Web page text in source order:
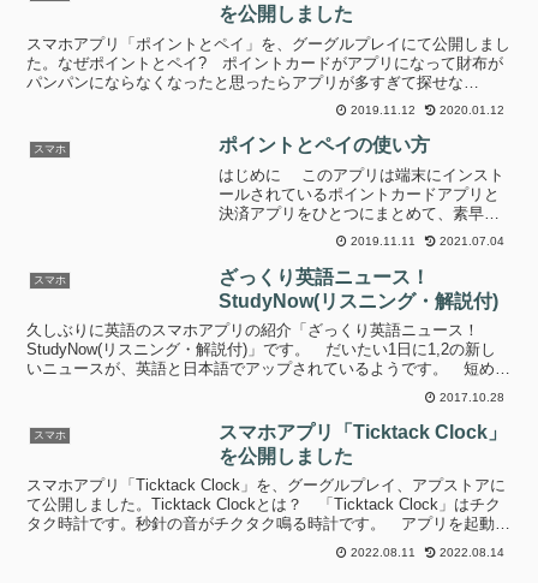
を公開しました
スマホアプリ「ポイントとペイ」を、グーグルプレイにて公開しまし
た。なぜポイントとペイ? ポイントカードがアプリになって財布が
パンパンにならなくなったと思ったらアプリが多すぎて探せな
い...。 お店とポイントカードと決済の組み合わせが覚えられ...
2019.11.12 2020.01.12
スマホ ポイントとペイの使い方
はじめに このアプリは端末にインスト
ールされているポイントカードアプリと
決済アプリをひとつにまとめて、素早く
起動するためのアプリてす。 ポイント
カードがアプリになって財布がパンパン
にならなくなったと思ったらアプリが多
すぎて探せない......
2019.11.11 2021.07.04
スマホ
ざっくり英語ニュース！
StudyNow(リスニング・解説付)
久しぶりに英語のスマホアプリの紹介「ざっくり英語ニュース！
StudyNow(リスニング・解説付)」です。 だいたい1日に1,2の新し
いニュースが、英語と日本語でアップされているようです。 短めに
2017.10.28
スマホ
スマホアプリ「Ticktack Clock」
を公開しました
スマホアプリ「Ticktack Clock」を、グーグルプレイ、アプストアに
て公開しました。Ticktack Clockとは？ 「Ticktack Clock」はチク
タク時計です。秒針の音がチクタク鳴る時計です。 アプリを起動す
2022.08.11 2022.08.14